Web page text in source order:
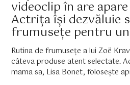
videoclip în are
Actrița își dezvăluie
frumusețe pentru
Rutina de frumusețe a lui Zoë
câteva produse atent selectate.
mama sa, Lisa Bonet, folosește